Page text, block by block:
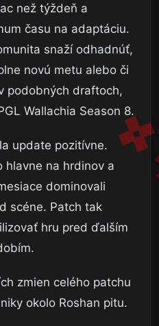
než týždeň a
času na adaptáciu.
snaží odhadnúť,
novú metu alebo či
podobných draftoch,
Wallachia Season 8.
update pozitívne.
hlavne na hrdinov a
dominovali
scéne. Patch tak
hru pred ďalším
zmien celého patchu
okolo Roshan pitu.